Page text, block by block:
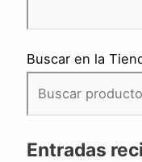
Buscar en la
Entradas